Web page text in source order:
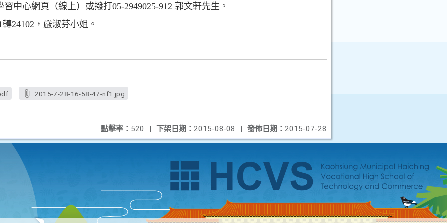
中心網頁（線上）或撥打05-2949025-912 郭文軒先生。
24102，嚴淑芬小姐。
2015-7-28-16-58-47-nf1.jpg
發佈日期： 2015-07-28
下架日期： 2015-08-08 |
點擊率： 520 |